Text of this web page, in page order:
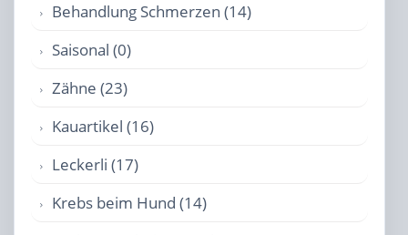
Behandlung Schmerzen (14)
Saisonal (0)
Zähne (23)
Kauartikel (16)
Leckerli (17)
Krebs beim Hund (14)